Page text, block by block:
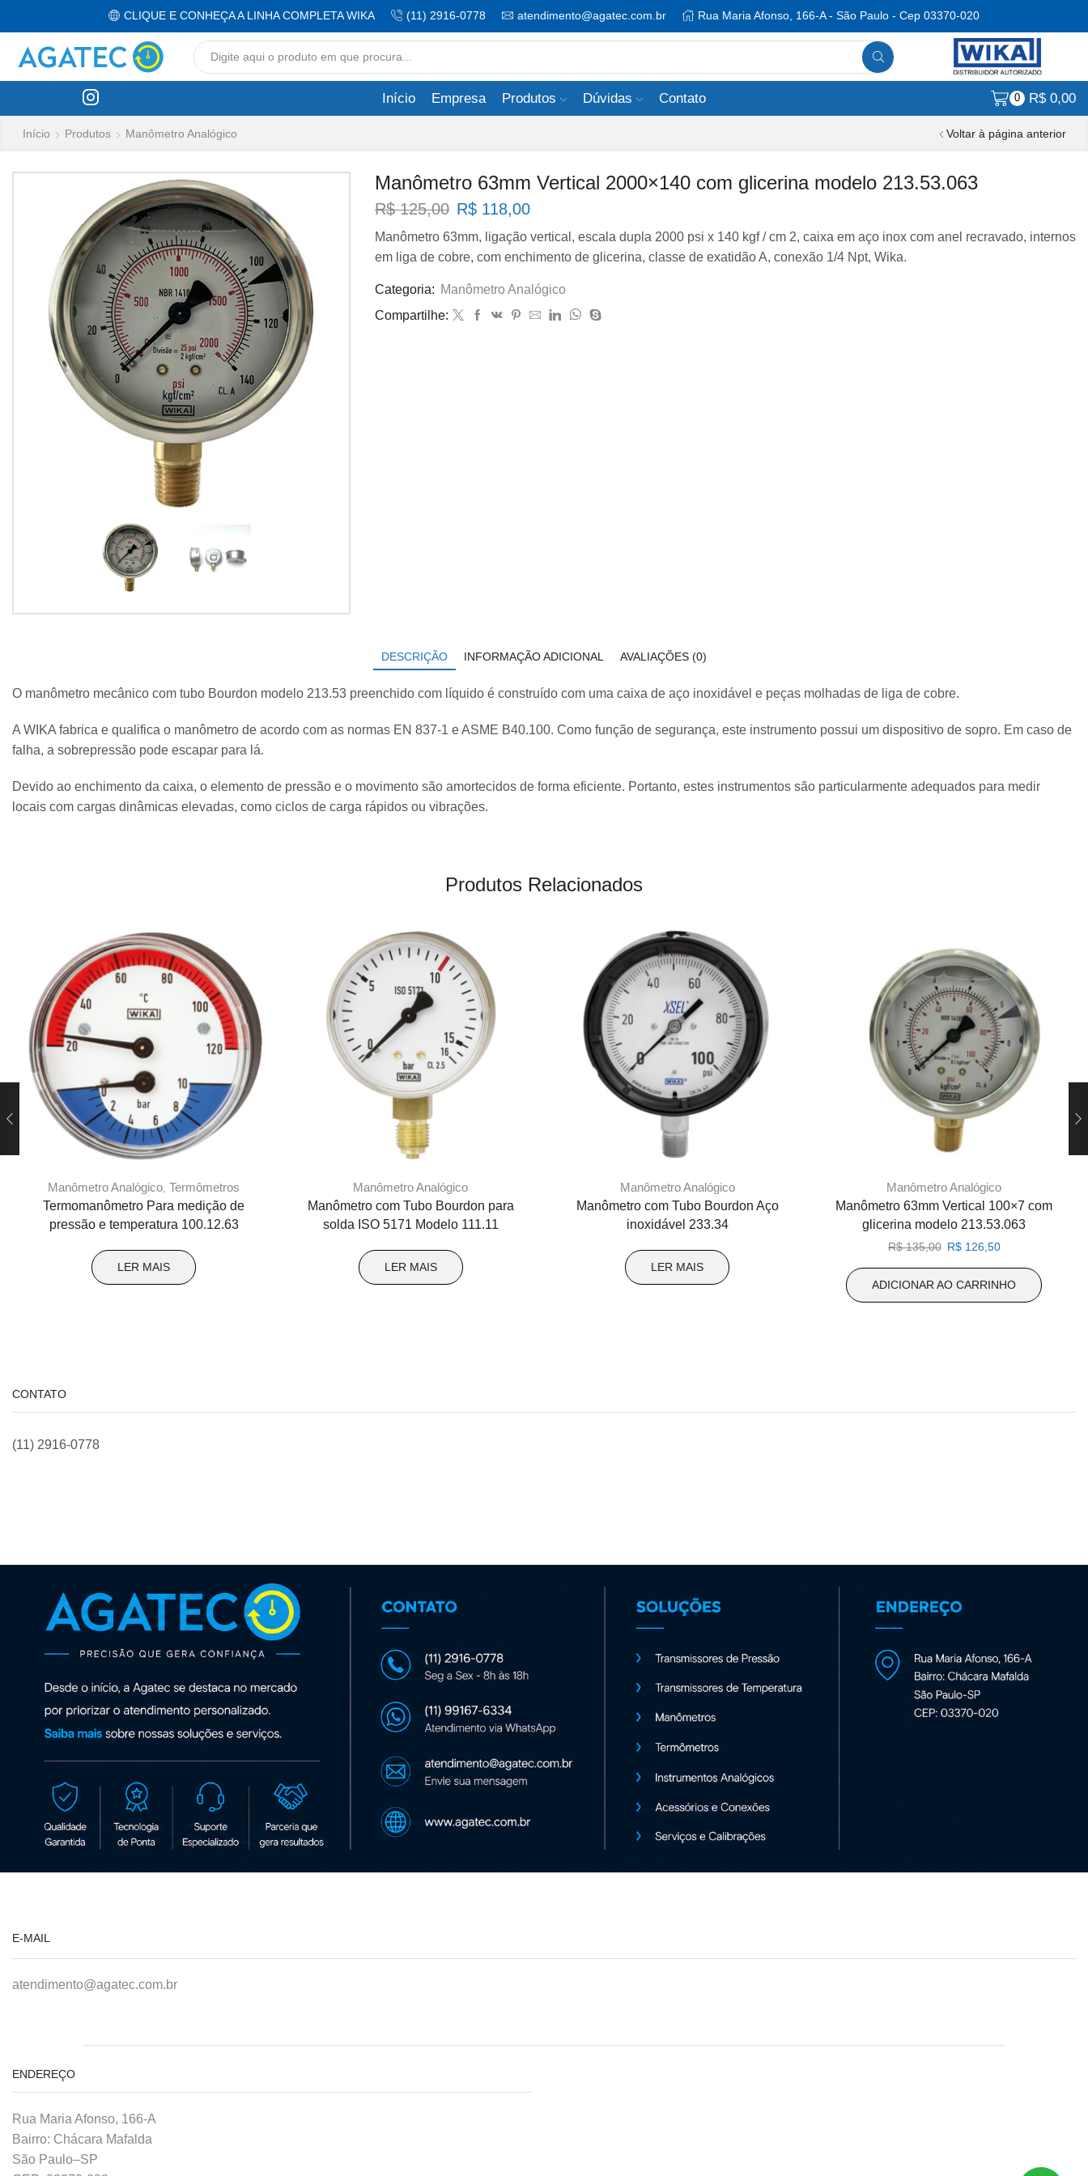
CLIQUE E CONHEÇA A LINHA COMPLETA WIKA (11) 2916-0778 atendimento@agatec.com.br Rua Maria Afonso, 166-A - São Paulo - Cep 03370-020
input
Início Empresa Produtos Dúvidas Contato 0 R$0,00
Início Produtos Manômetro Analógico Voltar à página anterior
Manômetro 63mm Vertical 2000×140 com glicerina modelo 213.53.063
R$125,00 O
original
era:
R$ 125,00.
R$ 118,00O
atual
é:
R$ 118,00.
Manômetro 63mm, ligação vertical, escala dupla 2000 psi x 140 kgf / cm 2, caixa em aço inox com anel recravado, internos
em liga de cobre, com enchimento de glicerina, classe de exatidão A, conexão 1/4 Npt, Wika.
Categoria: Manômetro Analógico
Compartilhe:
DESCRIÇÃO INFORMAÇÃO ADICIONAL AVALIAÇÕES (0)
O manômetro mecânico com tubo Bourdon modelo 213.53 preenchido com líquido é construído com uma caixa de aço inoxidável e peças molhadas de liga de cobre.
A WIKA fabrica e qualifica o manômetro de acordo com as normas EN 837-1 e ASME B40.100. Como função de segurança, este instrumento possui um dispositivo de sopro. Em caso de
falha, a sobrepressão pode escapar para lá.
Devido ao enchimento da caixa, o elemento de pressão e o movimento são amortecidos de forma eficiente. Portanto, estes instrumentos são particularmente adequados para medir
locais com cargas dinâmicas elevadas, como ciclos de carga rápidos ou vibrações.
Produtos Relacionados
Manômetro Analógico ,Termômetros
Termomanômetro Para medição de
pressão e temperatura 100.12.63
LER MAIS
Manômetro Analógico
Manômetro com Tubo Bourdon para
solda ISO 5171 Modelo 111.11
LER MAIS
Manômetro Analógico
Manômetro com Tubo Bourdon Aço
inoxidável 233.34
LER MAIS
Manômetro Analógico
Manômetro 63mm Vertical 100×7 com
glicerina modelo 213.53.063
R$135,00 O
original
R$126,50O
atual
ADICIONAR AO CARRINHO
CONTATO
(11) 2916-0778
E-MAIL
atendimento@agatec.com.br
ENDEREÇO
Rua Maria Afonso, 166-A
Bairro: Chácara Mafalda
São Paulo–SP